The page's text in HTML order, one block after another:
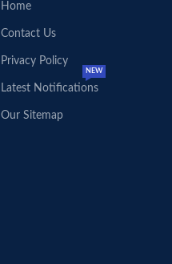
Home
Contact Us
Privacy Policy
Latest Notifications
NEW
Our Sitemap